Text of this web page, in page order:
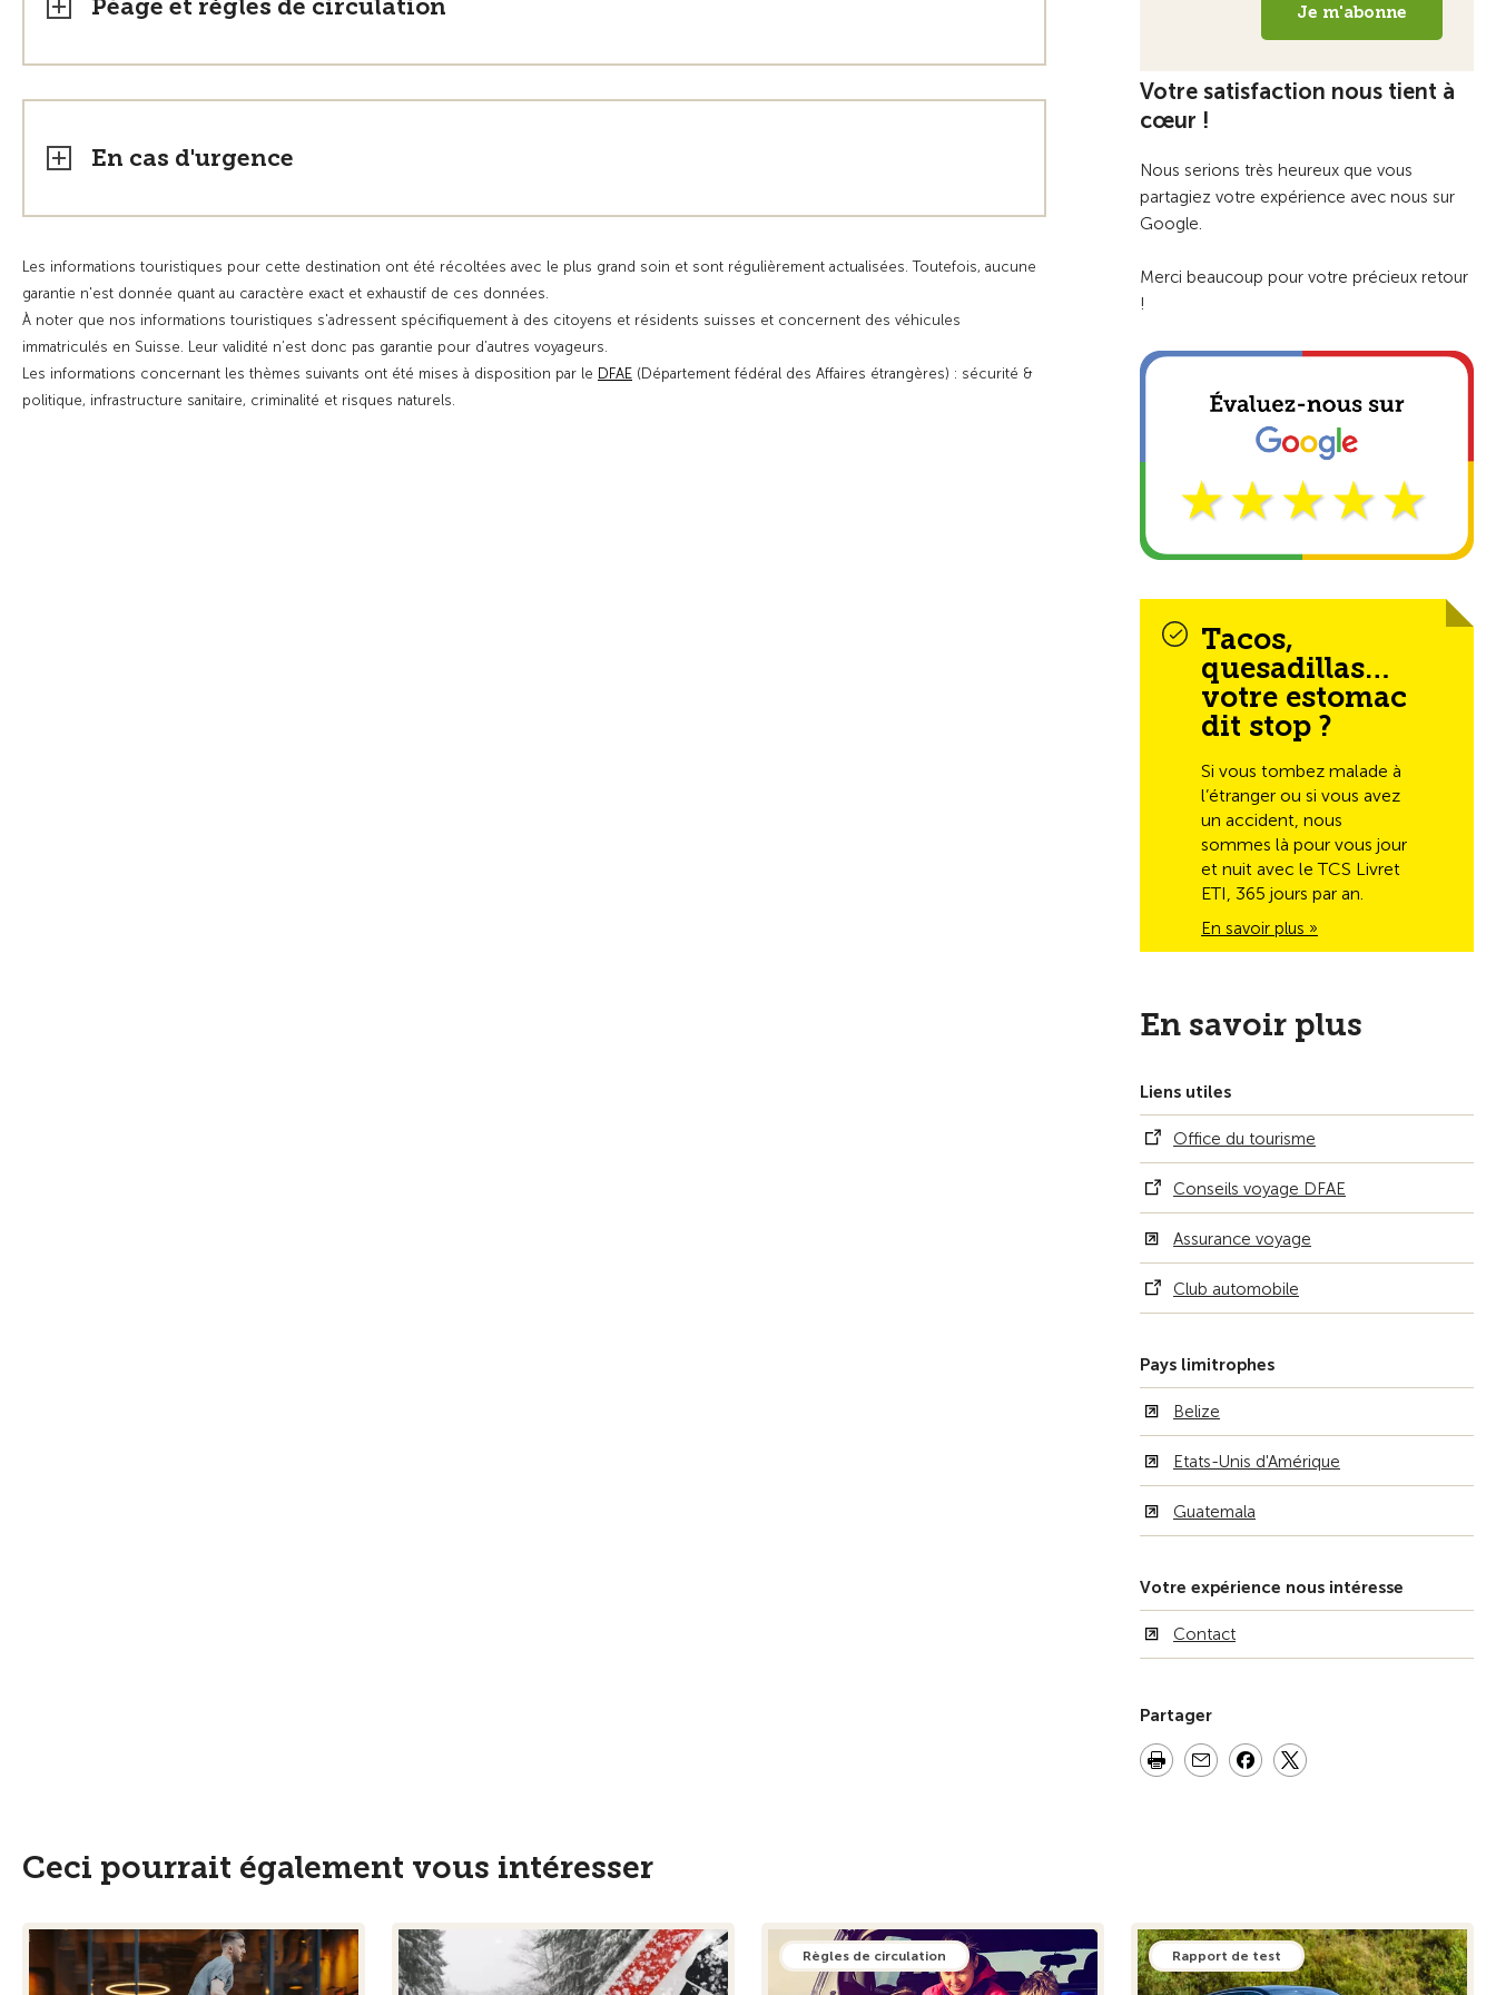
Péage et règles de circulation
En cas d'urgence
Les informations touristiques pour cette destination ont été récoltées avec le plus grand soin et sont régulièrement actualisées. Toutefois, aucune
garantie n'est donnée quant au caractère exact et exhaustif de ces données.
À noter que nos informations touristiques s'adressent spécifiquement à des citoyens et résidents suisses et concernent des véhicules
immatriculés en Suisse. Leur validité n’est donc pas garantie pour d’autres voyageurs.
Les informations concernant les thèmes suivants ont été mises à disposition par le DFAE (Département fédéral des Affaires étrangères) : sécurité &
politique, infrastructure sanitaire, criminalité et risques naturels.
Votre satisfaction nous tient à
cœur !
Nous serions très heureux que vous
partagiez votre expérience avec nous sur
Google.
Merci beaucoup pour votre précieux retour
!
Tacos,
quesadillas…
votre estomac
dit stop ?
Si vous tombez malade à
l’étranger ou si vous avez
un accident, nous
sommes là pour vous jour
et nuit avec le TCS Livret
ETI, 365 jours par an.
En savoir plus »
En savoir plus
Liens utiles
Office du tourisme
Conseils voyage DFAE
Assurance voyage
Club automobile
Pays limitrophes
Belize
Etats-Unis d'Amérique
Guatemala
Votre expérience nous intéresse
Contact
Partager
Ceci pourrait également vous intéresser
Règles de circulation Rapport de test